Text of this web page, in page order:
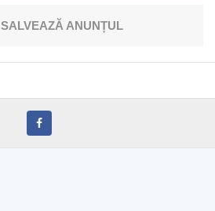
SALVEAZĂ ANUNȚUL